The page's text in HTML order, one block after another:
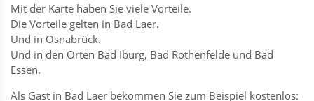
Mit der Karte haben Sie viele Vorteile.
Die Vorteile gelten in Bad Laer.
Und in Osnabrück.
Und in den Orten Bad Iburg, Bad Rothenfelde und Bad
Essen.
Als Gast in Bad Laer bekommen Sie zum Beispiel kostenlos: